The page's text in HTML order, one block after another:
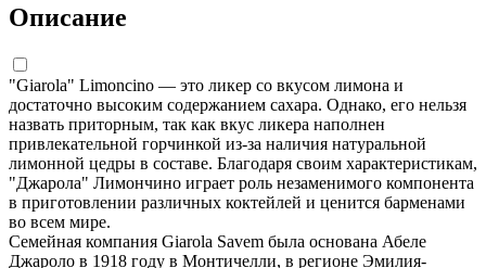
Описание
"Giarola" Limoncino — это ликер со вкусом лимона и
достаточно высоким содержанием сахара. Однако, его нельзя
назвать приторным, так как вкус ликера наполнен
привлекательной горчинкой из-за наличия натуральной
лимонной цедры в составе. Благодаря своим характеристикам,
"Джарола" Лимончино играет роль незаменимого компонента
в приготовлении различных коктейлей и ценится барменами
во всем мире.
Семейная компания Giarola Savem была основана Абеле
Джароло в 1918 году в Монтичелли, в регионе Эмилия-